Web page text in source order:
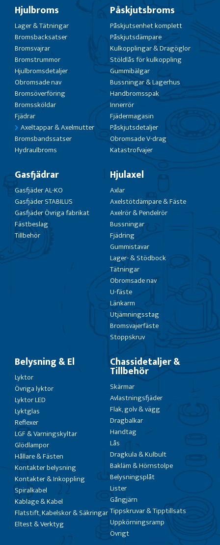
Hjulbroms
Lager & Tätningar
Bromsbacksatser
Bromsvajrar
Bromstrummor
Hjulbromsdetaljer
Obromsade nav
Bromsöverföring
Bromssköldar
Fjädrar
Axeltappar & Axelmutter
Bromsbandssatser
Hydraulbroms
Påskjutsbroms
Påskjutsenhet komplett
Påskjutsdämpare
Kulkopplingar & Dragöglor
Stöldlås för kulkoppling
Gummibälgar
Bussningar & Lagerhus
Handbromsspak
Innerrör
Fjädermagasin
Påskjutsdetaljer
Obromsade V-drag
Katastrofvajer
Gasfjädrar
Gasfjäder AL-KO
Gasfjäder STABILUS
Gasfjäder Övriga fabrikat
Fästbeslag
Tillbehör
Hjulaxel
Axlar
Axelstötdämpare & Fäste
Axelrör & Pendelrör
Bussningar
Fjädring
Gummistavar
Lager- & Stödbock
Tätningar
Obromsade nav
U-fäste
Länkarm
Utjämningsstag
Bromsvajerfäste
Stoppskruv
Belysning & El
Lyktor
Övriga lyktor
Lyktor LED
Lyktglas
Reflexer
LGF & Varningskyltar
Glödlampor
Hållare & Fästen
Kontakter belysning
Kontakter & Inkoppling
Spiralkabel
Kablage & Kabel
Flatstift, Kabelskor & Säkringar
Eltest & Verktyg
Chassidetaljer &
Tillbehör
Skärmar
Avlastningsfjäder
Flak, golv & vägg
Dragbalkar
Handtag
Lås
Dragkula & Kulbult
Bakläm & Hörnstolpe
Belysningsplåt
Lister
Gångjärn
Tippskruvar & Tipptillsats
Uppkörningsramp
Övrigt